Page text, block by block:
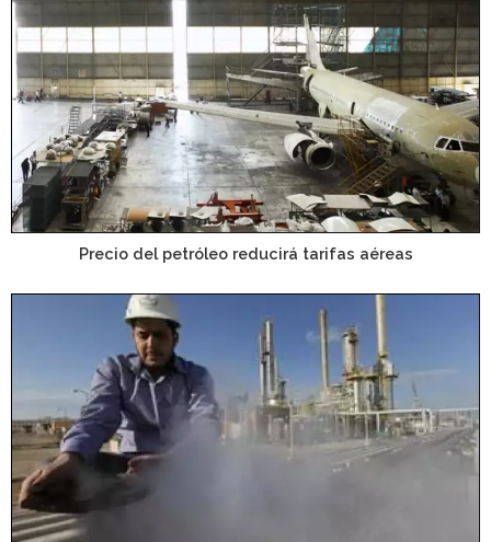
Precio del petróleo reducirá tarifas aéreas